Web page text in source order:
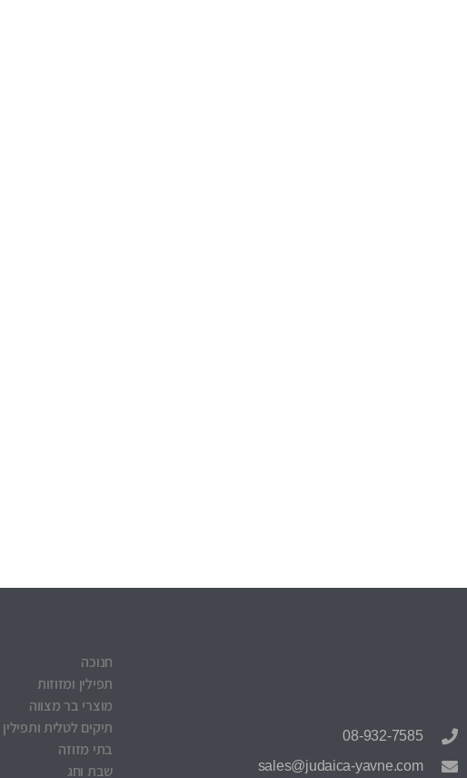
08-932-7585
sales@judaica-yavne.com
חנוכה
תפילין ומזוזות
מוצרי בר מצווה
תיקים לטלית ותפילין
בתי מזוזה
שבת וחג